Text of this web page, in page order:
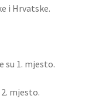
i Hrvatske.
su 1. mjesto.
mjesto.